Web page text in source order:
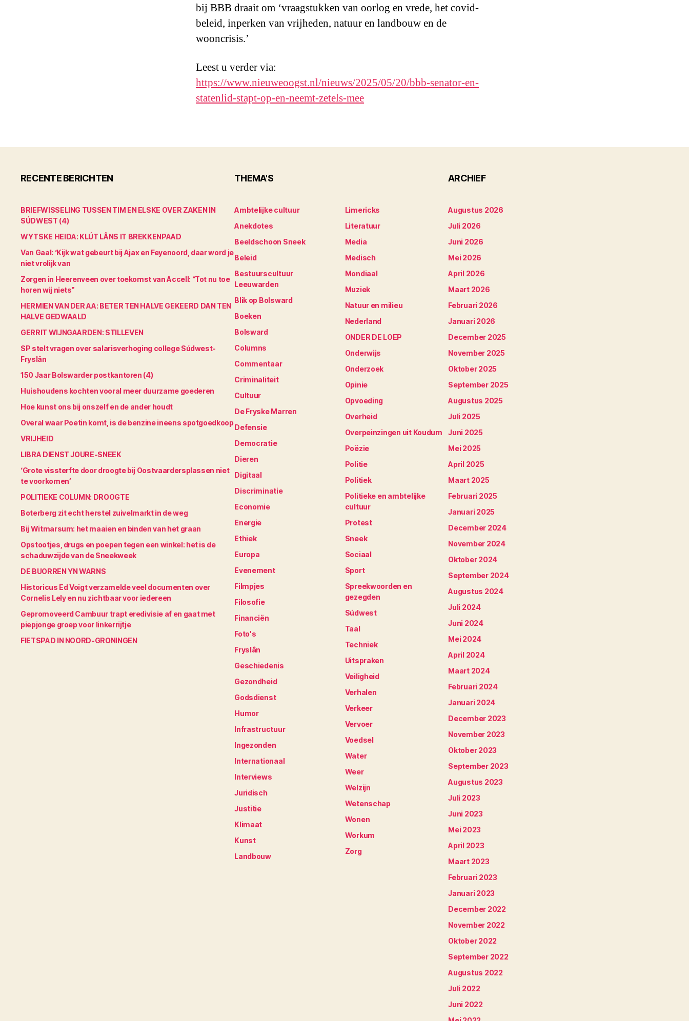
bij BBB draait om ‘vraagstukken van oorlog en vrede, het covid-
beleid, inperken van vrijheden, natuur en landbouw en de
wooncrisis.’
Leest u verder via:
https://www.nieuweoogst.nl/nieuws/2025/05/20/bbb-senator-en-
statenlid-stapt-op-en-neemt-zetels-mee
RECENTE BERICHTEN
BRIEFWISSELING TUSSEN TIM EN ELSKE OVER ZAKEN IN
SÚDWEST (4)
WYTSKE HEIDA: KLÚT LÂNS IT BREKKENPAAD
Van Gaal: ‘Kijk wat gebeurt bij Ajax en Feyenoord, daar word je
niet vrolijk van
Zorgen in Heerenveen over toekomst van Accell: “Tot nu toe
horen wij niets”
HERMIEN VAN DER AA: BETER TEN HALVE GEKEERD DAN TEN
HALVE GEDWAALD
GERRIT WIJNGAARDEN: STILLEVEN
SP stelt vragen over salarisverhoging college Súdwest-
Fryslân
150 Jaar Bolswarder postkantoren (4)
Huishoudens kochten vooral meer duurzame goederen
Hoe kunst ons bij onszelf en de ander houdt
Overal waar Poetin komt, is de benzine ineens spotgoedkoop
VRIJHEID
LIBRA DIENST JOURE-SNEEK
‘Grote vissterfte door droogte bij Oostvaardersplassen niet
te voorkomen’
POLITIEKE COLUMN: DROOGTE
Boterberg zit echt herstel zuivelmarkt in de weg
Bij Witmarsum: het maaien en binden van het graan
Opstootjes, drugs en poepen tegen een winkel: het is de
schaduwzijde van de Sneekweek
DE BUORREN YN WARNS
Historicus Ed Voigt verzamelde veel documenten over
Cornelis Lely en nu zichtbaar voor iedereen
Gepromoveerd Cambuur trapt eredivisie af en gaat met
piepjonge groep voor linkerrijtje
FIETSPAD IN NOORD-GRONINGEN
THEMA'S
Ambtelijke cultuur
Anekdotes
Beeldschoon Sneek
Beleid
Bestuurscultuur
Leeuwarden
Blik op Bolsward
Boeken
Bolsward
Columns
Commentaar
Criminaliteit
Cultuur
De Fryske Marren
Defensie
Democratie
Dieren
Digitaal
Discriminatie
Economie
Energie
Ethiek
Europa
Evenement
Filmpjes
Filosofie
Financiën
Foto's
Fryslân
Geschiedenis
Gezondheid
Godsdienst
Humor
Infrastructuur
Ingezonden
Internationaal
Interviews
Juridisch
Justitie
Klimaat
Kunst
Landbouw
Limericks
Literatuur
Media
Medisch
Mondiaal
Muziek
Natuur en milieu
Nederland
ONDER DE LOEP
Onderwijs
Onderzoek
Opinie
Opvoeding
Overheid
Overpeinzingen uit Koudum
Poëzie
Politie
Politiek
Politieke en ambtelijke
cultuur
Protest
Sneek
Sociaal
Sport
Spreekwoorden en
gezegden
Súdwest
Taal
Techniek
Uitspraken
Veiligheid
Verhalen
Verkeer
Vervoer
Voedsel
Water
Weer
Welzijn
Wetenschap
Wonen
Workum
Zorg
ARCHIEF
Augustus 2026
Juli 2026
Juni 2026
Mei 2026
April 2026
Maart 2026
Februari 2026
Januari 2026
December 2025
November 2025
Oktober 2025
September 2025
Augustus 2025
Juli 2025
Juni 2025
Mei 2025
April 2025
Maart 2025
Februari 2025
Januari 2025
December 2024
November 2024
Oktober 2024
September 2024
Augustus 2024
Juli 2024
Juni 2024
Mei 2024
April 2024
Maart 2024
Februari 2024
Januari 2024
December 2023
November 2023
Oktober 2023
September 2023
Augustus 2023
Juli 2023
Juni 2023
Mei 2023
April 2023
Maart 2023
Februari 2023
Januari 2023
December 2022
November 2022
Oktober 2022
September 2022
Augustus 2022
Juli 2022
Juni 2022